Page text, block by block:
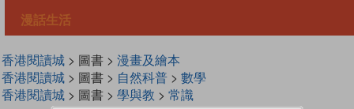
漫話生活
香港閱讀城> 圖書 > 漫畫及繪本
香港閱讀城> 圖書 > 自然科普> 數學
香港閱讀城> 圖書 > 學與教 > 常識